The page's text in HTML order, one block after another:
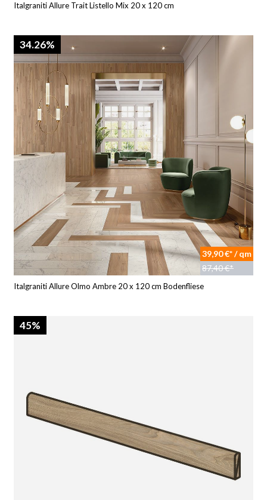
Italgraniti Allure Trait Listello Mix 20 x 120 cm
34.26%
39,90 €* / qm
87,40 €*
Italgraniti Allure Olmo Ambre 20 x 120 cm Bodenfliese
45%